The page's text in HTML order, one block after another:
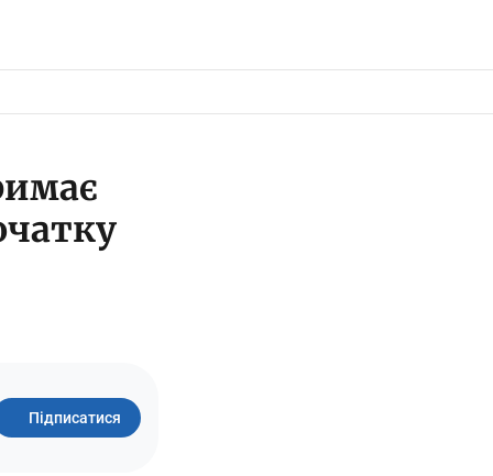
Підписатися